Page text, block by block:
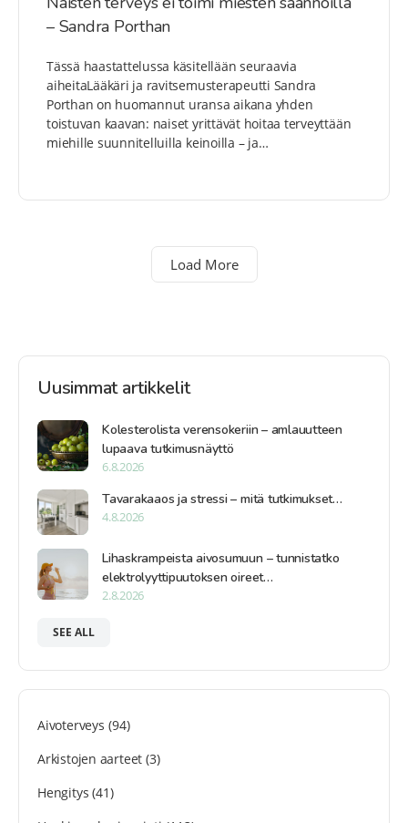
– Sandra Porthan
Tässä haastattelussa käsitellään seuraavia
aiheitaLääkäri ja ravitsemusterapeutti Sandra
Porthan on huomannut uransa aikana yhden
toistuvan kaavan: naiset yrittävät hoitaa terveyttään
miehille suunnitelluilla keinoilla – ja…
Load More
Uusimmat artikkelit
Kolesterolista verensokeriin – amlauutteen
lupaava tutkimusnäyttö
6.8.2026
Tavarakaaos ja stressi – mitä tutkimukset…
4.8.2026
Lihaskrampeista aivosumuun – tunnistatko
elektrolyyttipuutoksen oireet…
2.8.2026
SEE ALL
Aivoterveys (94)
Arkistojen aarteet (3)
Hengitys (41)